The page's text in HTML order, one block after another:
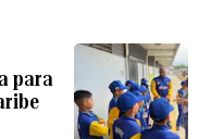
para